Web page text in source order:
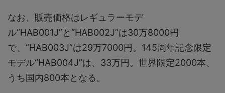
なお、販売価格はレギュラーモデ
ル“HAB001J”と“HAB002J”は30万8000円
で、“HAB003J”は29万7000円。145周年記念限定
モデル“HAB004J”は、33万円。世界限定2000本、
うち国内800本となる。